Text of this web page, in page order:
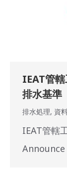
IEAT管
排水基準
排水処理, 資
IEAT管轄